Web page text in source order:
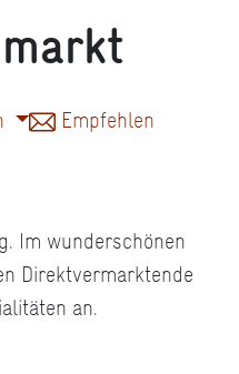
Empfehlen
Im wunderschönen
Direktvermarktende
an.